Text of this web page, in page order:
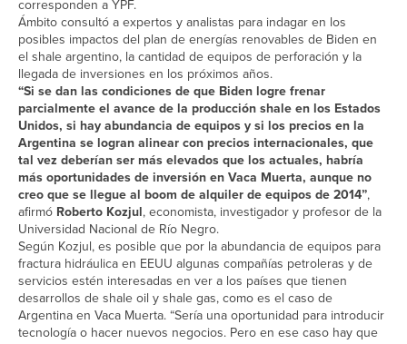
corresponden a YPF.
Ámbito consultó a expertos y analistas para indagar en los
posibles impactos del plan de energías renovables de Biden en
el shale argentino, la cantidad de equipos de perforación y la
llegada de inversiones en los próximos años.
“Si se dan las condiciones de que Biden logre frenar
parcialmente el avance de la producción shale en los Estados
Unidos, si hay abundancia de equipos y si los precios en la
Argentina se logran alinear con precios internacionales, que
tal vez deberían ser más elevados que los actuales, habría
más oportunidades de inversión en Vaca Muerta, aunque no
creo que se llegue al boom de alquiler de equipos de 2014”,
afirmó Roberto Kozjul, economista, investigador y profesor de la
Universidad Nacional de Río Negro.
Según Kozjul, es posible que por la abundancia de equipos para
fractura hidráulica en EEUU algunas compañías petroleras y de
servicios estén interesadas en ver a los países que tienen
desarrollos de shale oil y shale gas, como es el caso de
Argentina en Vaca Muerta. “Sería una oportunidad para introducir
tecnología o hacer nuevos negocios. Pero en ese caso hay que